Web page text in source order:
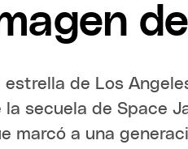
estrella de Los
la secuela de Space
marcó a una